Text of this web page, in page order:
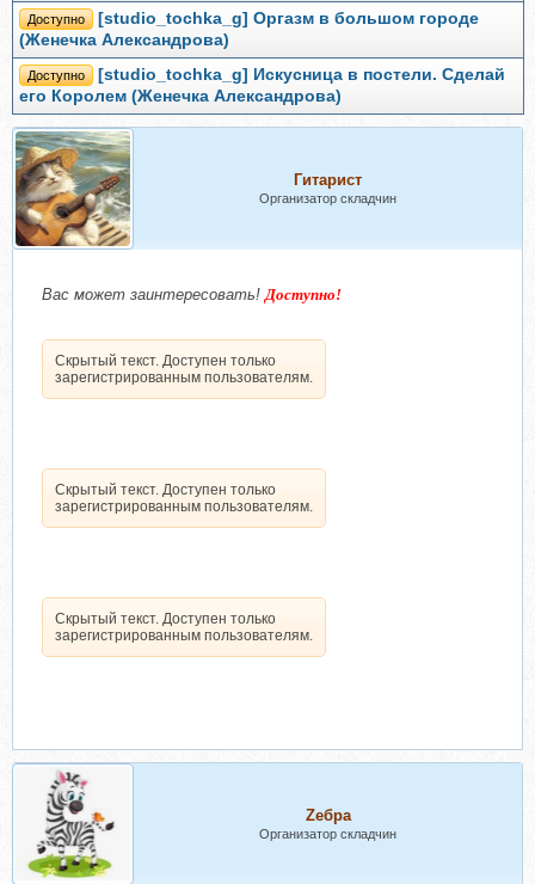
Доступно
[studio_tochka_g] Оргазм в большом городе
(Женечка Александрова)
Доступно
[studio_tochka_g] Искусница в постели. Сделай
его Королем (Женечка Александрова)
Гитарист
Организатор складчин
Вас может заинтересовать! Доступно!
Скрытый текст. Доступен только
зарегистрированным пользователям.
Скрытый текст. Доступен только
зарегистрированным пользователям.
Скрытый текст. Доступен только
зарегистрированным пользователям.
Zебра
Организатор складчин